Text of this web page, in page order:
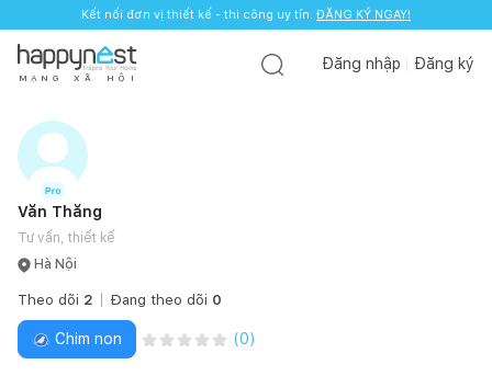
Kết nối đơn vị thiết kế - thi công uy tín. ĐĂNG KÝ NGAY!
M Ạ N G X Ã H Ộ I
Đăng nhập Đăng ký
Văn Thăng
Tư vấn, thiết kế
Hà Nội
Theo dõi 2 Đang theo dõi 0
Chim non (0)